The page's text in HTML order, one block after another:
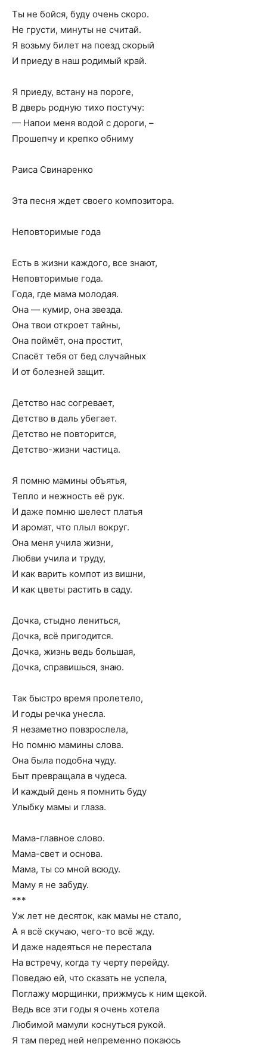
Ты не бойся, буду очень скоро.
Не грусти, минуты не считай.
Я возьму билет на поезд скорый
И приеду в наш родимый край.
Я приеду, встану на пороге,
В дверь родную тихо постучу:
— Напои меня водой с дороги, –
Прошепчу и крепко обниму
Раиса Свинаренко
Эта песня ждет своего композитора.
Неповторимые года
Есть в жизни каждого, все знают,
Неповторимые года.
Года, где мама молодая.
Она — кумир, она звезда.
Она твои откроет тайны,
Она поймёт, она простит,
Спасёт тебя от бед случайных
И от болезней защит.
Детство нас согревает,
Детство в даль убегает.
Детство не повторится,
Детство-жизни частица.
Я помню мамины объятья,
Тепло и нежность её рук.
И даже помню шелест платья
И аромат, что плыл вокруг.
Она меня учила жизни,
Любви учила и труду,
И как варить компот из вишни,
И как цветы растить в саду.
Дочка, стыдно лениться,
Дочка, всё пригодится.
Дочка, жизнь ведь большая,
Дочка, справишься, знаю.
Так быстро время пролетело,
И годы речка унесла.
Я незаметно повзрослела,
Но помню мамины слова.
Она была подобна чуду.
Быт превращала в чудеса.
И каждый день я помнить буду
Улыбку мамы и глаза.
Мама-главное слово.
Мама-свет и основа.
Мама, ты со мной всюду.
Маму я не забуду.
***
Уж лет не десяток, как мамы не стало,
А я всё скучаю, чего-то всё жду.
И даже надеяться не перестала
На встречу, когда ту черту перейду.
Поведаю ей, что сказать не успела,
Поглажу морщинки, прижмусь к ним щекой.
Ведь все эти годы я очень хотела
Любимой мамули коснуться рукой.
Я там перед ней непременно покаюсь